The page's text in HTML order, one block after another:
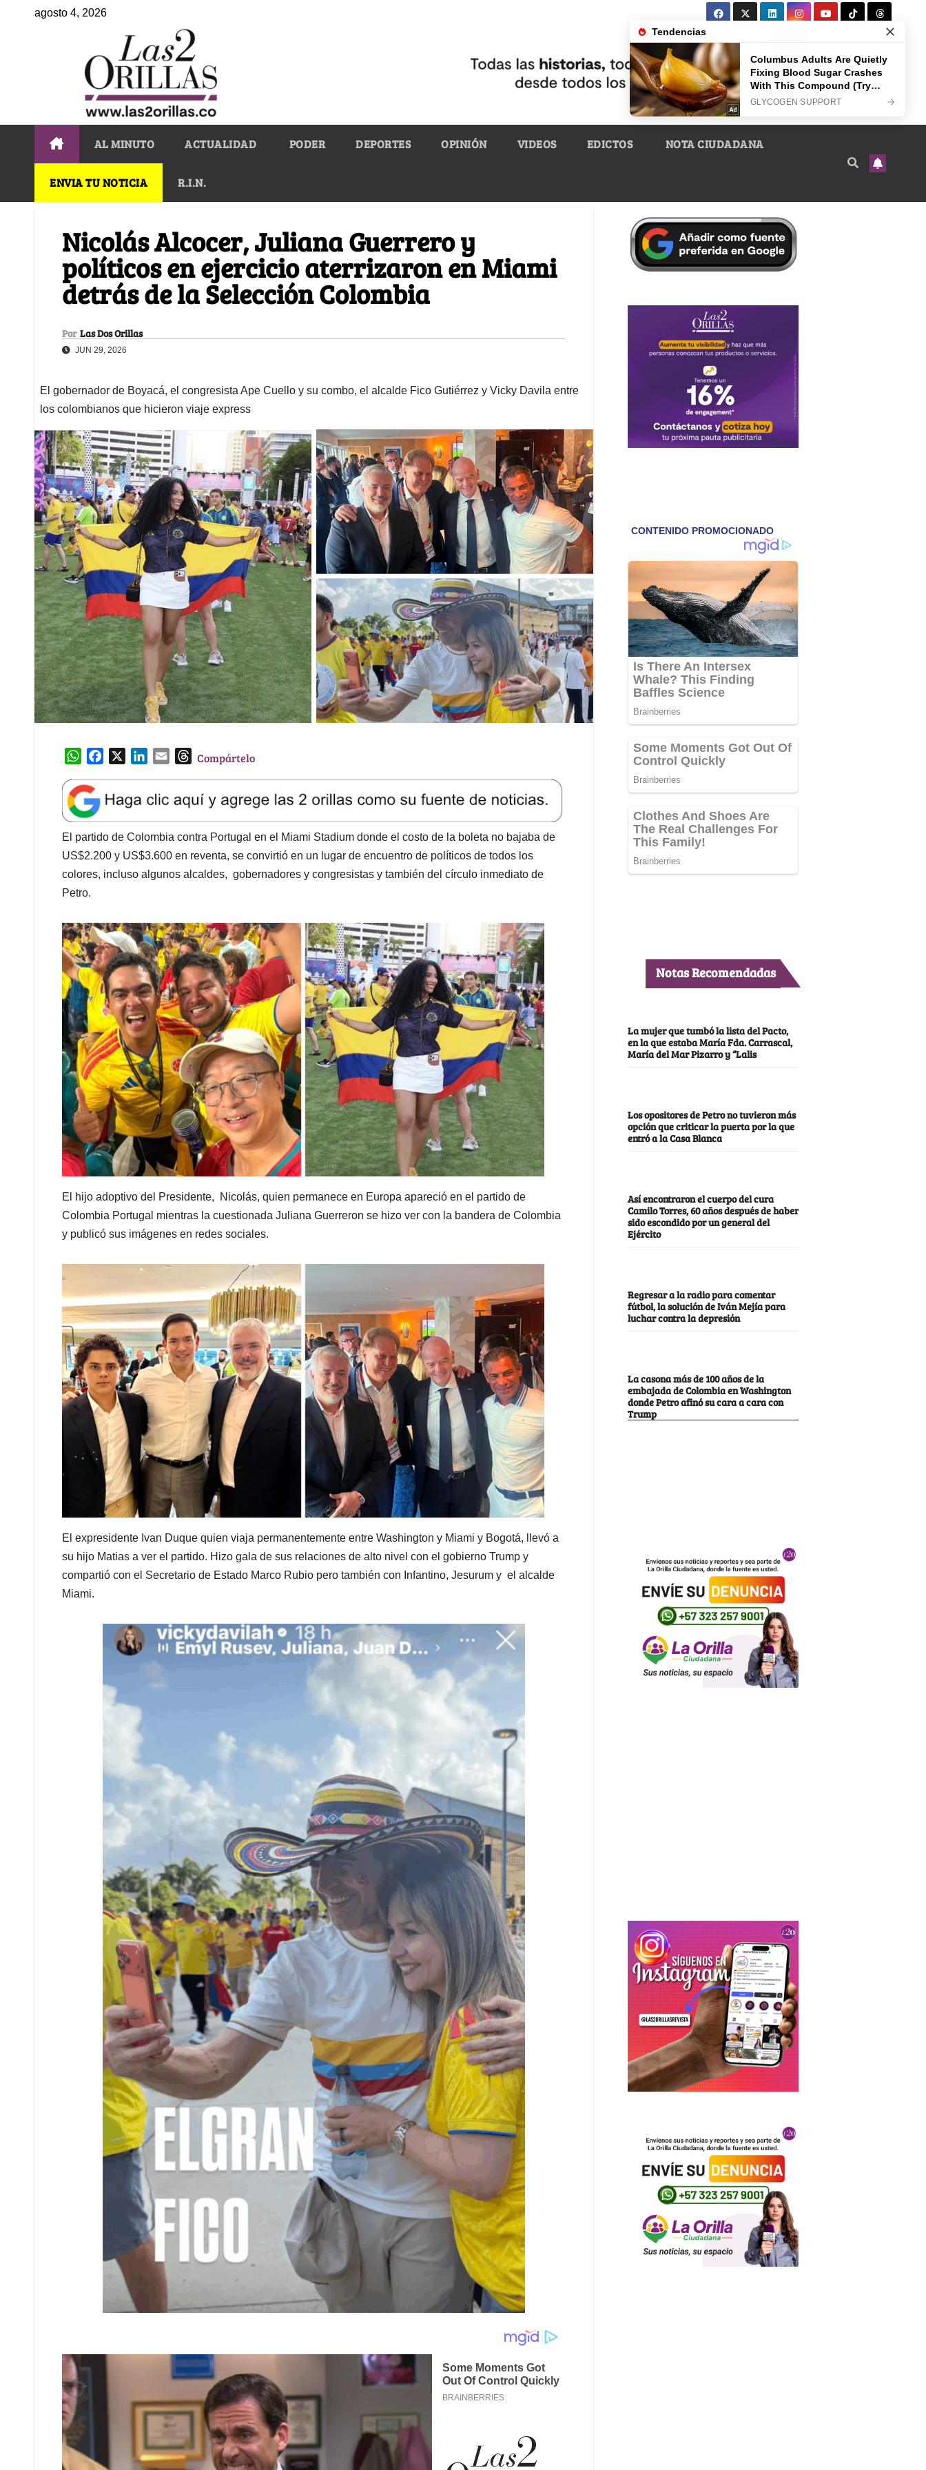
agosto 4, 2026
AL MINUTO ACTUALIDAD PODER DEPORTES OPINIÓN VIDEOS EDICTOS NOTA CIUDADANA
ENVIA TU NOTICIA R.I.N.
Nicolás Alcocer, Juliana Guerrero y
políticos en ejercicio aterrizaron en Miami
detrás de la Selección Colombia
Por Las Dos Orillas
JUN 29, 2026
El gobernador de Boyacá, el congresista Ape Cuello y su combo, el alcalde Fico Gutiérrez y Vicky Davila entre
los colombianos que hicieron viaje express
W
a
t
s
A
p
p
e
b
o
o
k
k
e
d
I
n
l
T
e
a
d
s
Compártelo
El partido de Colombia contra Portugal en el Miami Stadium donde el costo de la boleta no bajaba de
US$2.200 y US$3.600 en reventa, se convirtió en un lugar de encuentro de políticos de todos los
colores, incluso algunos alcaldes, gobernadores y congresistas y también del círculo inmediato de
Petro.
El hijo adoptivo del Presidente, Nicolás, quien permanece en Europa apareció en el partido de
Colombia Portugal mientras la cuestionada Juliana Guerreron se hizo ver con la bandera de Colombia
y publicó sus imágenes en redes sociales.
El expresidente Ivan Duque quien viaja permanentemente entre Washington y Miami y Bogotá, llevó a
su hijo Matias a ver el partido. Hizo gala de sus relaciones de alto nivel con el gobierno Trump y
compartió con el Secretario de Estado Marco Rubio pero también con Infantino, Jesurum y el alcalde
Miami.
Notas Recomendadas
La mujer que tumbó la lista del Pacto,
en la que estaba María Fda. Carrascal,
María del Mar Pizarro y “Lalis
Los opositores de Petro no tuvieron más
opción que criticar la puerta por la que
entró a la Casa Blanca
Así encontraron el cuerpo del cura
Camilo Torres, 60 años después de haber
sido escondido por un general del
Ejército
Regresar a la radio para comentar
fútbol, la solución de Iván Mejía para
luchar contra la depresión
La casona más de 100 años de la
embajada de Colombia en Washington
donde Petro afinó su cara a cara con
Trump